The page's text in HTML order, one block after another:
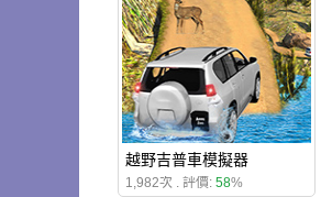
越野吉普車模擬器
1,982次 . 評價: 58%